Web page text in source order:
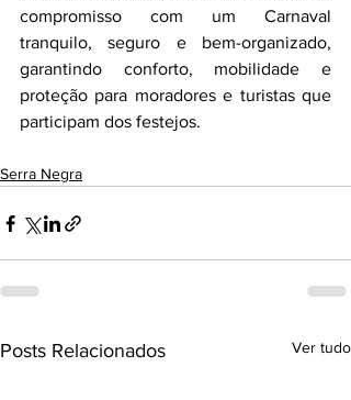
compromisso com um Carnaval
tranquilo, seguro e bem-organizado,
garantindo conforto, mobilidade e
proteção para moradores e turistas que
participam dos festejos.
Serra Negra
Posts Relacionados Ver tudo